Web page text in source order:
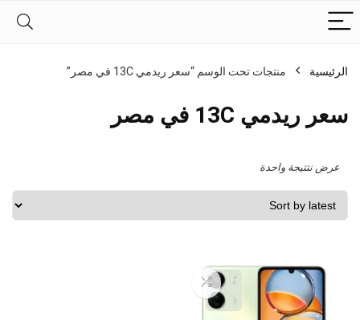
الرئيسية منتجات تحت الوسم “سعر ريدمي 13C في مصر”
سعر ريدمي 13C في مصر
عرض نتتيجة واحدة